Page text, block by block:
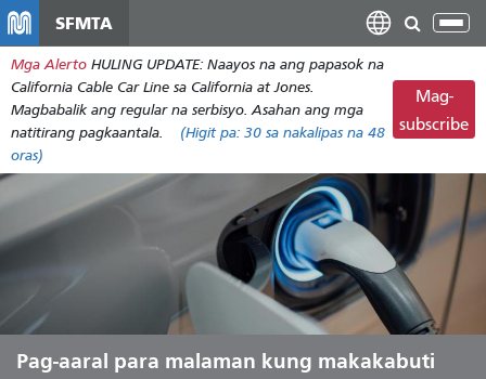
pangunahing
nilalaman
SFMTA
I-
ang
Mga Alerto HULING UPDATE: Naayos na ang papasok na
California Cable Car Line sa California at Jones.
Magbabalik ang regular na serbisyo. Asahan ang mga
natitirang pagkaantala.
(Higit pa: 30 sa nakalipas na 48
oras)
Mag-
subscribe
Pag-aaral para malaman kung makakabuti